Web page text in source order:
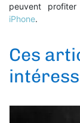
peuvent
iPhone.
Ces